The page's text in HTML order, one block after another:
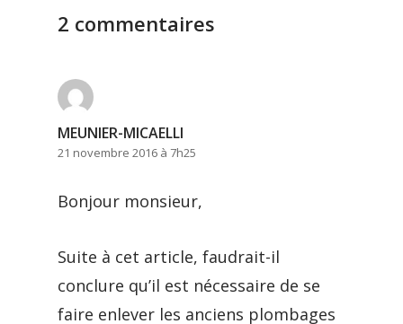
2 commentaires
MEUNIER-MICAELLI
21 novembre 2016 à 7h25
Bonjour monsieur,
Suite à cet article, faudrait-il
conclure qu’il est nécessaire de se
faire enlever les anciens plombages